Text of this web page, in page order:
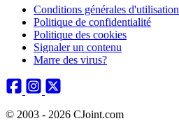
Conditions générales d'utilisation
Politique de confidentialité
Politique des cookies
Signaler un contenu
Marre des virus?
© 2003 - 2026 CJoint.com